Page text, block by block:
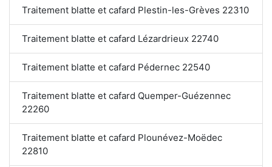
Traitement blatte et cafard Plestin-les-Grèves 22310
Traitement blatte et cafard Lézardrieux 22740
Traitement blatte et cafard Pédernec 22540
Traitement blatte et cafard Quemper-Guézennec
22260
Traitement blatte et cafard Plounévez-Moëdec
22810